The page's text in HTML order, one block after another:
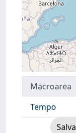
Macroarea
Tempo